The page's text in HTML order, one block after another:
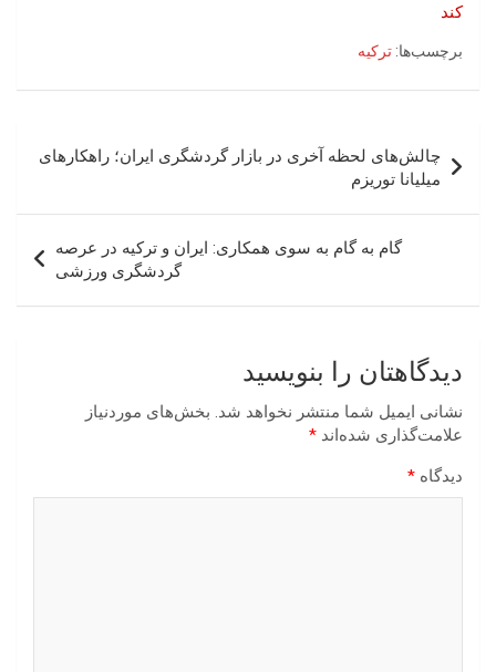
کند
برچسب‌ها: ترکیه
نوشته
چالش‌های لحظه آخری در بازار گردشگری ایران؛ راهکارهای
میلیانا توریزم
گام به گام به سوی همکاری: ایران و ترکیه در عرصه
گردشگری ورزشی
دیدگاهتان را بنویسید
نشانی ایمیل شما منتشر نخواهد شد. بخش‌های موردنیاز
علامت‌گذاری شده‌اند *
دیدگاه *